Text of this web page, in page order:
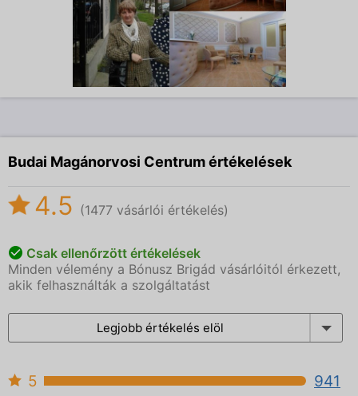
Budai Magánorvosi Centrum értékelések
4.5 (1477 vásárlói értékelés)
Csak ellenőrzött értékelések
Minden vélemény a Bónusz Brigád vásárlóitól érkezett,
akik felhasználták a szolgáltatást
Legjobb értékelés elöl
5 941